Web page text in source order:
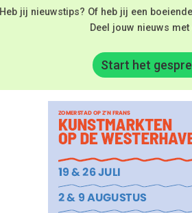
Heb jij nieuwstips? Of heb jij een
Deel jouw nieuws met
Start het